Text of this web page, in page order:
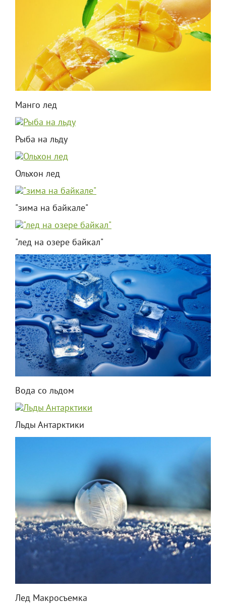
Манго лед
Рыба на льду
Ольхон лед
"зима на байкале"
"лед на озере байкал"
Вода со льдом
Льды Антарктики
Лед Макросъемка